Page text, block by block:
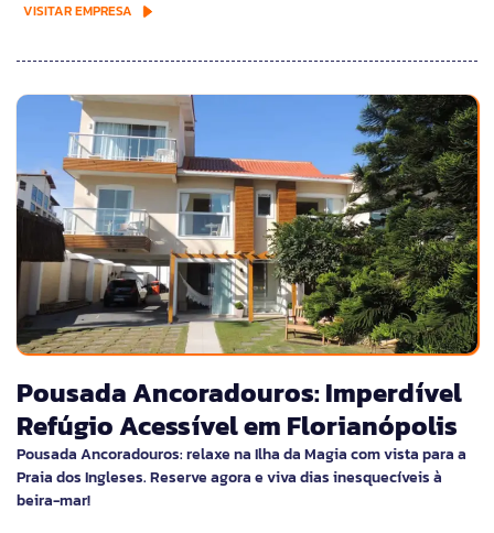
VISITAR EMPRESA
Pousada Ancoradouros: Imperdível
Refúgio Acessível em Florianópolis
Pousada Ancoradouros: relaxe na Ilha da Magia com vista para a
Praia dos Ingleses. Reserve agora e viva dias inesquecíveis à
beira-mar!